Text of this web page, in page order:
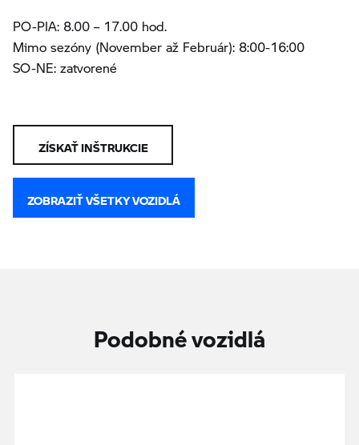
PO-PIA: 8.00 – 17.00 hod.
Mimo sezóny (November až Február): 8:00-16:00
SO-NE: zatvorené
ZÍSKAŤ INŠTRUKCIE
ZOBRAZIŤ VŠETKY VOZIDLÁ
Podobné vozidlá